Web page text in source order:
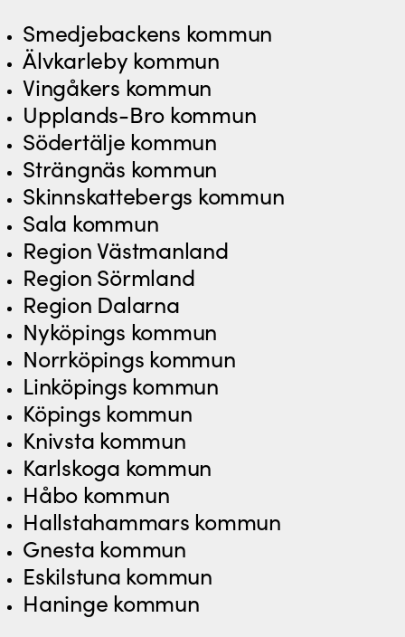
Smedjebackens kommun
Älvkarleby kommun
Vingåkers kommun
Upplands-Bro kommun
Södertälje kommun
Strängnäs kommun
Skinnskattebergs kommun
Sala kommun
Region Västmanland
Region Sörmland
Region Dalarna
Nyköpings kommun
Norrköpings kommun
Linköpings kommun
Köpings kommun
Knivsta kommun
Karlskoga kommun
Håbo kommun
Hallstahammars kommun
Gnesta kommun
Eskilstuna kommun
Haninge kommun